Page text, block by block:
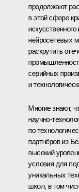
продолжают
в этой сфере
нейросетевых
раскрутить
серийных
и
Многие знают,
научно-
по
партнёров из
высокий
условия для
уникальных
школ, в том